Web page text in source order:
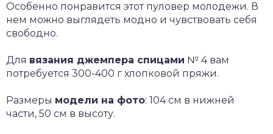
Особенно понравится этот пуловер молодежи. В
нем можно выглядеть модно и чувствовать себя
свободно.
Для вязания джемпера спицами № 4 вам
потребуется 300-400 г хлопковой пряжи.
Размеры модели на фото: 104 см в нижней
части, 50 см в высоту.